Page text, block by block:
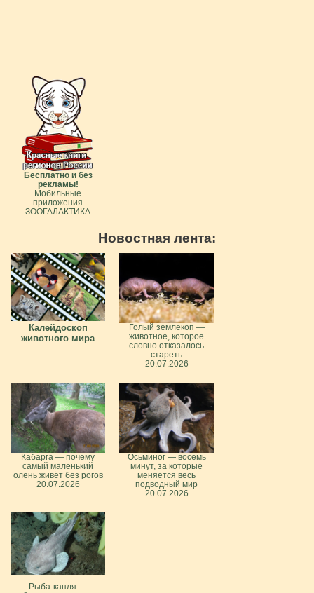
Бесплатно и без
рекламы!
Мобильные
приложения
ЗООГАЛАКТИКА
Новостная лента:
Калейдоскоп
животного мира
Голый землекоп —
животное, которое
словно отказалось
стареть
20.07.2026
Кабарга — почему
самый маленький
олень живёт без рогов
20.07.2026
Осьминог — восемь
минут, за которые
меняется весь
подводный мир
20.07.2026
Рыба-капля —